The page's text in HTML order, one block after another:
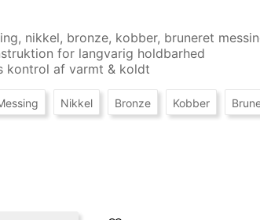
nikkel, bronze, kobber, bruneret
for langvarig holdbarhed
kontrol af varmt & koldt
Nikkel Bronze Kobber